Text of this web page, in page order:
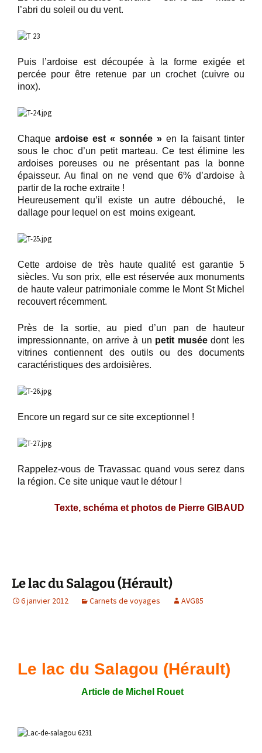
l’abri du soleil ou du vent.
Puis l’ardoise est découpée à la forme exigée et
percée pour être retenue par un crochet (cuivre ou
inox).
Chaque ardoise est « sonnée » en la faisant tinter
sous le choc d’un petit marteau. Ce test élimine les
ardoises poreuses ou ne présentant pas la bonne
épaisseur. Au final on ne vend que 6% d’ardoise à
partir de la roche extraite !
Heureusement qu’il existe un autre débouché, le
dallage pour lequel on est moins exigeant.
Cette ardoise de très haute qualité est garantie 5
siècles. Vu son prix, elle est réservée aux monuments
de haute valeur patrimoniale comme le Mont St Michel
recouvert récemment.
Près de la sortie, au pied d’un pan de hauteur
impressionnante, on arrive à un petit muséedont les
vitrines contiennent des outils ou des documents
caractéristiques des ardoisières.
Encore un regard sur ce site exceptionnel !
Rappelez-vous de Travassac quand vous serez dans
la région. Ce site unique vaut le détour !
Texte, schéma et photos de Pierre GIBAUD
Le lac du Salagou (Hérault)
6 janvier 2012 Carnets de voyages AVG85
Le lac du Salagou (Hérault)
Article de Michel Rouet